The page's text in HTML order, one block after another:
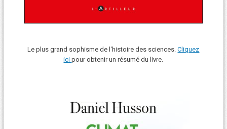
Le plus grand sophisme de l'histoire des sciences.Cliquez
icipour obtenir un résumé du livre.